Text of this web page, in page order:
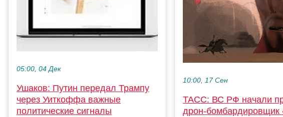
05:00, 04 Дек
Ушаков: Путин передал Трампу
через Уиткоффа важные
политические сигналы
10:00, 17 Сен
ТАСС: ВС РФ начали
дрон-бомбардировщик